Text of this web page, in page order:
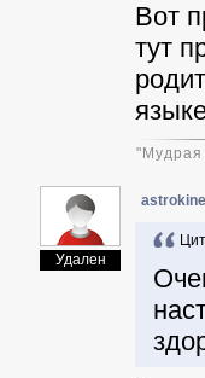
Вот
тут
"Мудрая
Удален